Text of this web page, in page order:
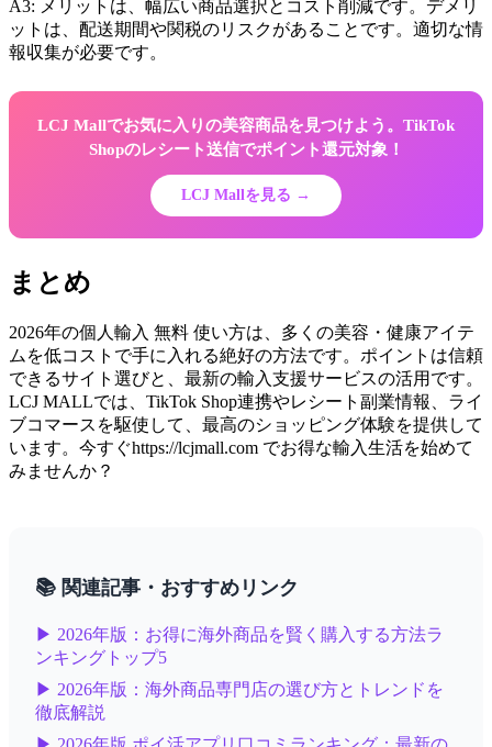
A3: メリットは、幅広い商品選択とコスト削減です。デメリ
ットは、配送期間や関税のリスクがあることです。適切な情
報収集が必要です。
LCJ Mallでお気に入りの美容商品を見つけよう。TikTok
Shopのレシート送信でポイント還元対象！
LCJ Mallを見る →
まとめ
2026年の個人輸入 無料 使い方は、多くの美容・健康アイテ
ムを低コストで手に入れる絶好の方法です。ポイントは信頼
できるサイト選びと、最新の輸入支援サービスの活用です。
LCJ MALLでは、TikTok Shop連携やレシート副業情報、ライ
ブコマースを駆使して、最高のショッピング体験を提供して
います。今すぐhttps://lcjmall.com でお得な輸入生活を始めて
みませんか？
📚 関連記事・おすすめリンク
▶ 2026年版：お得に海外商品を賢く購入する方法ラ
ンキングトップ5
▶ 2026年版：海外商品専門店の選び方とトレンドを
徹底解説